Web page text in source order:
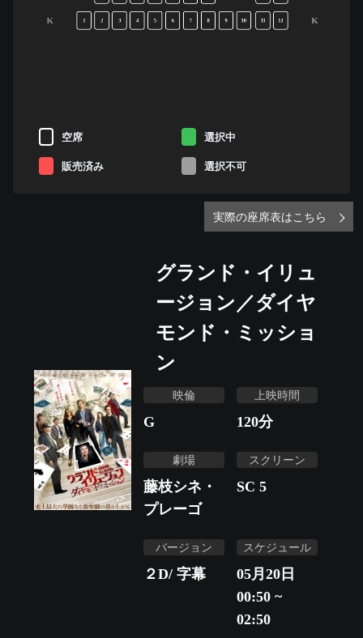
K K
1 2 3 4 5 6 7 8 9 10 11 12
空席 選択中
販売済み 選択不可
実際の座席表はこちら
グランド・イリュ
ージョン／ダイヤ
モンド・ミッショ
ン
映倫
G
上映時間
120分
劇場
藤枝シネ・
プレーゴ
スクリーン
SC 5
バージョン
２D/ 字幕
スケジュール
05月20日
00:50 ~
02:50